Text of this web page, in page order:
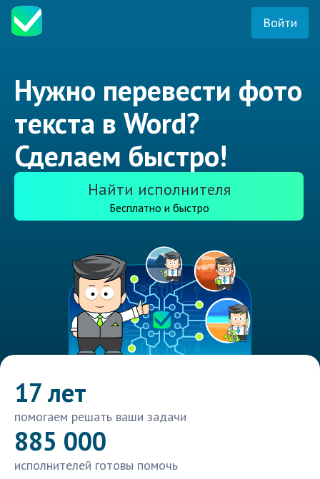
Войти
Нужно перевести фото
текста в Word?
Сделаем быстро!
Найти исполнителя
Бесплатно и быстро
17 лет
помогаем решать ваши задачи
885 000
исполнителей готовы помочь